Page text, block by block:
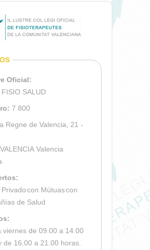
Oficial:
SALUD
7 800
Regne de Valencia, 21 -
VALENCIA Valencia
con Mútuascon
de Salud
viernes de 09.00 a 14.00
de 16.00 a 21.00 horas.